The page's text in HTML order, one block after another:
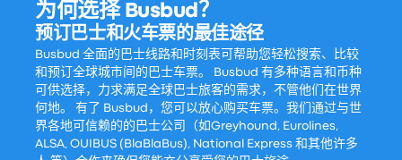
为何选择 Busbud？
预订巴士和火车票的最佳途径
Busbud 全面的巴士线路和时刻表可帮助您轻松搜索、比较
和预订全球城市间的巴士车票。 Busbud 有多种语言和币种
可供选择，力求满足全球巴士旅客的需求，不管他们在世界
何地。 有了 Busbud，您可以放心购买车票。我们通过与世
界各地可信赖的的巴士公司（如Greyhound, Eurolines,
ALSA, OUIBUS (BlaBlaBus), National Express 和其他许多